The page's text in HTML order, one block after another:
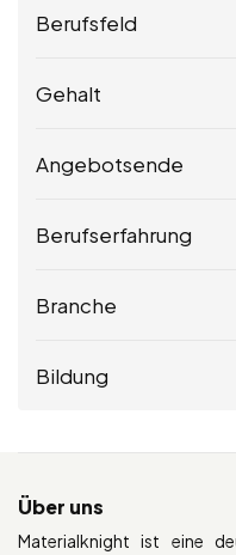
Berufsfeld
Gehalt
Angebotsende
Berufserfahrung
Branche
Bildung
Über uns
Materialknight ist eine